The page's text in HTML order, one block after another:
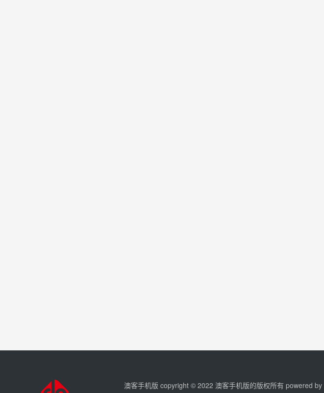
澳客手机版 copyright © 2022 澳客手机版的版权所有 powered by